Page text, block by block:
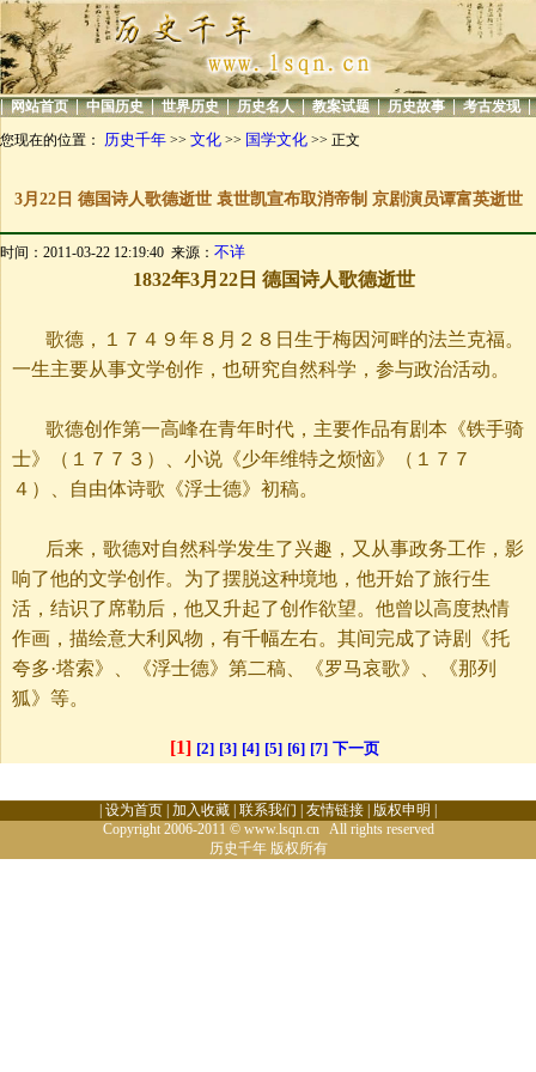
| 网站首页 | 中国历史 | 世界历史 | 历史名人 | 教案试题 | 历史故事 | 考古发现 |
您现在的位置： 历史千年 >> 文化 >> 国学文化 >> 正文
3月22日 德国诗人歌德逝世 袁世凯宣布取消帝制 京剧演员谭富英逝世
时间：2011-03-22 12:19:40 来源： 不详
1832年3月22 日 德国诗人歌德逝世
歌德，１７４９年８月２８日生于梅因河畔的法兰克福。
一生主要从事文学创作，也研究自然科学，参与政治活动。
歌德创作第一高峰在青年时代，主要作品有剧本《铁手骑
士》（１７７３）、小说《少年维特之烦恼》（１７７
４）、自由体诗歌《浮士德》初稿。
后来，歌德对自然科学发生了兴趣，又从事政务工作，影
响了他的文学创作。为了摆脱这种境地，他开始了旅行生
活，结识了席勒后，他又升起了创作欲望。他曾以高度热情
作画，描绘意大利风物，有千幅左右。其间完成了诗剧《托
夸多·塔索》、《浮士德》第二稿、《罗马哀歌》、《那列
狐》等。
[1] [2] [3] [4] [5] [6] [7] 下一页
设为首页 加入收藏 联系我们 友情链接 版权申明
Copyright 2006-2011 © www.lsqn.cn All rights reserved
历史千年版权所有